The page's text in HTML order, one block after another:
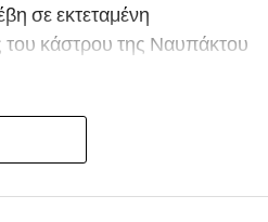
σε εκτεταμένη
του κάστρου της Ναυπάκτου
προκαλώντας όπως και